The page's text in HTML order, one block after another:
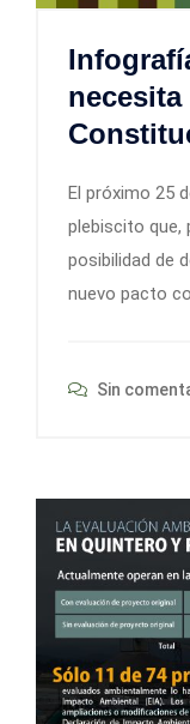
El próximo 25
plebiscito que,
posibilidad de
nuevo pacto
Sin